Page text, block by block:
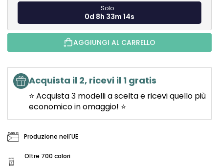
Solo...
0d 8h 33m 13s
AGGIUNGI AL CARRELLO
Acquista il 2, ricevi il 1 gratis
⭐ Acquista 3 modelli a scelta e ricevi quello più
economico in omaggio! ⭐
Produzione nell'UE
Oltre 700 colori